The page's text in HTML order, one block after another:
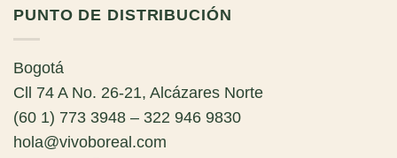
PUNTO DE DISTRIBUCIÓN
Bogotá
Cll 74 A No. 26-21, Alcázares Norte
(60 1) 773 3948 – 322 946 9830
hola@vivoboreal.com